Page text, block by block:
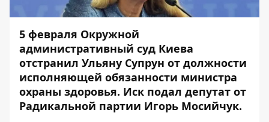
5 февраля Окружной
административный суд Киева
отстранил Ульяну Супрун от должности
исполняющей обязанности министра
охраны здоровья. Иск подал депутат от
Радикальной партии Игорь Мосийчук.